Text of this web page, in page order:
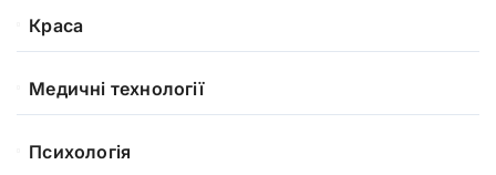
Краса
Медичні технології
Психологія